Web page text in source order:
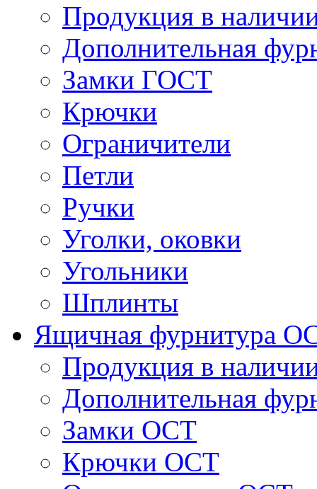
Продукция в
Дополнительная
Замки ГОСТ
Крючки
Ограничители
Петли
Ручки
Уголки, оковки
Угольники
Шплинты
Ящичная фурнитура
Продукция в
Дополнительная
Замки ОСТ
Крючки ОСТ